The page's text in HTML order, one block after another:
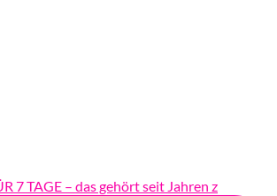
7 TAGE – das gehört seit Jahren z